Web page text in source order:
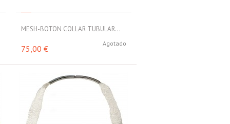
MESH-BOTON COLLAR TUBULAR...
Agotado
75,00 €